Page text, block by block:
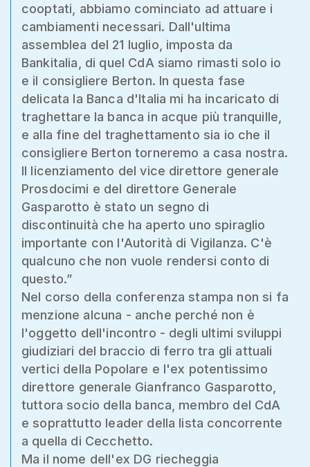
cooptati, abbiamo cominciato ad attuare i
cambiamenti necessari. Dall'ultima
assemblea del 21 luglio, imposta da
Bankitalia, di quel CdA siamo rimasti solo io
e il consigliere Berton. In questa fase
delicata la Banca d'Italia mi ha incaricato di
traghettare la banca in acque più tranquille,
e alla fine del traghettamento sia io che il
consigliere Berton torneremo a casa nostra.
Il licenziamento del vice direttore generale
Prosdocimi e del direttore Generale
Gasparotto è stato un segno di
discontinuità che ha aperto uno spiraglio
importante con l'Autorità di Vigilanza. C'è
qualcuno che non vuole rendersi conto di
questo.”
Nel corso della conferenza stampa non si fa
menzione alcuna - anche perché non è
l'oggetto dell'incontro - degli ultimi sviluppi
giudiziari del braccio di ferro tra gli attuali
vertici della Popolare e l'ex potentissimo
direttore generale Gianfranco Gasparotto,
tuttora socio della banca, membro del CdA
e soprattutto leader della lista concorrente
a quella di Cecchetto.
Ma il nome dell'ex DG riecheggia